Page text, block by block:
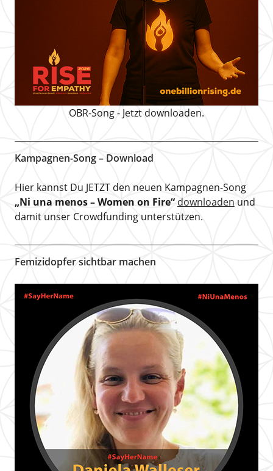
OBR-Song - Jetzt downloaden.
Kampagnen-Song – Download
Hier kannst Du JETZT den neuen Kampagnen-Song
„Ni una menos – Women on Fire“downloaden und
damit unser Crowdfunding unterstützen.
Femizidopfer sichtbar machen